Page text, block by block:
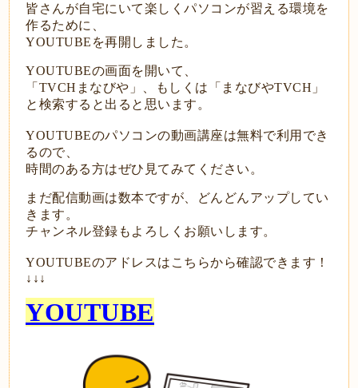
皆さんが自宅にいて楽しくパソコンが習える環境を
作るために、
YOUTUBEを再開しました。
YOUTUBEの画面を開いて、
「TVCHまなびや」、もしくは「まなびやTVCH」
と検索すると出ると思います。
YOUTUBEのパソコンの動画講座は無料で利用でき
るので、
時間のある方はぜひ見てみてください。
まだ配信動画は数本ですが、どんどんアップしてい
きます。
チャンネル登録もよろしくお願いします。
YOUTUBEのアドレスはこちらから確認できます！
↓↓↓
YOUTUBE